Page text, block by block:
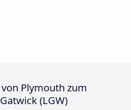
Plymouth zum
(LGW)